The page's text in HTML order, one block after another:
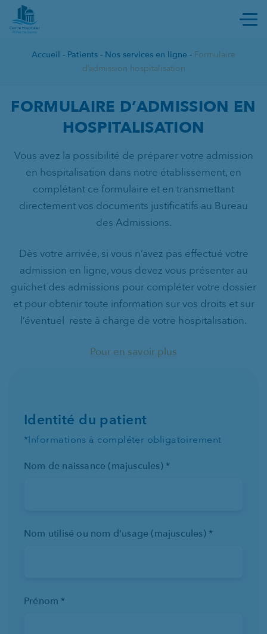
FORMULAIRE D’ADMISSION
Accueil - Patients - Nos services en ligne - Formulaire
d’admission hospitalisation
FORMULAIRE D’ADMISSION EN
HOSPITALISATION
Vous avez la possibilité de préparer votre admission
en hospitalisation dans notre établissement, en
complétant ce formulaire et en transmettant
directement vos documents justificatifs au Bureau
des Admissions.
Dès votre arrivée, si vous n’avez pas effectué votre
admission en ligne, vous devez vous présenter au
guichet des admissions pour compléter votre dossier
et pour obtenir toute information sur vos droits et sur
l’éventuel reste à charge de votre hospitalisation.
Pour en savoir plus
Identité du patient
*Informations à compléter obligatoirement
Nom de naissance (majuscules) *
Nom utilisé ou nom d'usage (majuscules) *
Prénom *